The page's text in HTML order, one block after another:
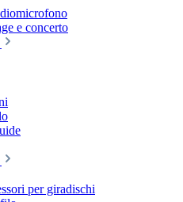
e concerto
per giradischi